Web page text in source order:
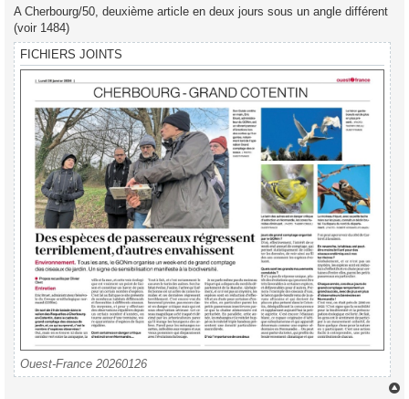
A Cherbourg/50, deuxième article en deux jours sous un angle différent
(voir 1484)
FICHIERS JOINTS
Ouest-France 20260126